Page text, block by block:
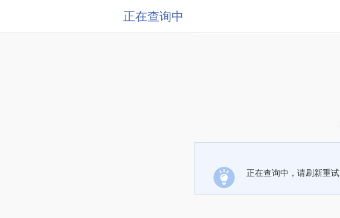
正在查询中
正在查询中，请刷新重试